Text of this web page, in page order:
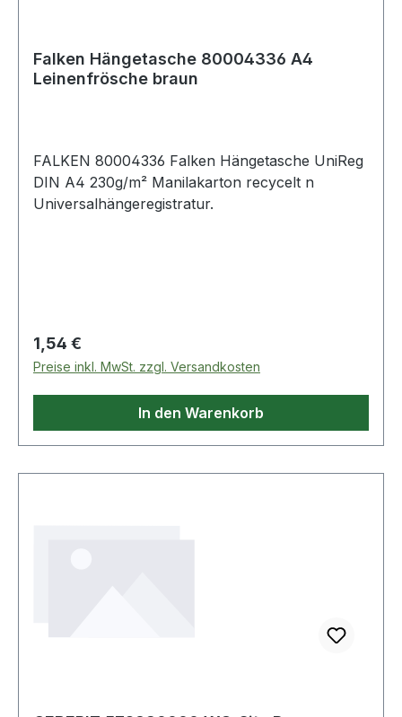
Falken Hängetasche 80004336 A4
Leinenfrösche braun
FALKEN 80004336 Falken Hängetasche UniReg
DIN A4 230g/m² Manilakarton recycelt n
Universalhängeregistratur.
Regulärer Preis:
1,54 €
Preise inkl. MwSt. zzgl. Versandkosten
In den Warenkorb